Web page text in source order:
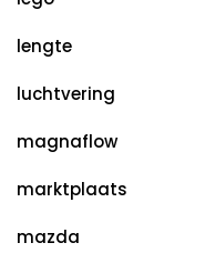
lengte
luchtvering
magnaflow
marktplaats
mazda